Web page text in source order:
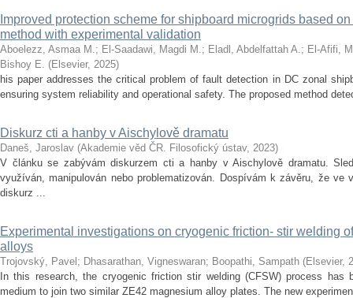
Improved protection scheme for shipboard microgrids based
method with experimental validation
Aboelezz, Asmaa M.; El-Saadawi, Magdi M.; Eladl, Abdelfattah A.; El-Afifi,
Bishoy E. (Elsevier, 2025)
his paper addresses the critical problem of fault detection in DC zonal
ensuring system reliability and operational safety. The proposed method
Diskurz cti a hanby v Aischylově dramatu
Daneš, Jaroslav (Akademie věd ČR. Filosofický ústav, 2023)
V článku se zabývám diskurzem cti a hanby v Aischylově dramatu.
využíván, manipulován nebo problematizován. Dospívám k závěru, že ve
diskurz ...
Experimental investigations on cryogenic friction- stir welding
alloys
Trojovský, Pavel ; Dhasarathan, Vigneswaran; Boopathi, Sampath (Elsevier,
In this research, the cryogenic friction stir welding (CFSW) process has
medium to join two similar ZE42 magnesium alloy plates. The new